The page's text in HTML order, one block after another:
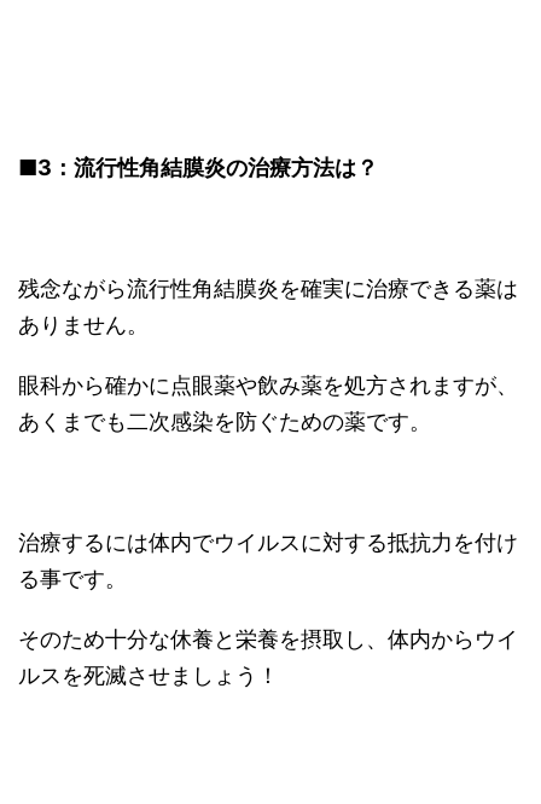
■3 ：流行性角結膜炎の治療方法は？
残念ながら流行性角結膜炎を確実に治療できる薬は
ありません。
眼科から確かに点眼薬や飲み薬を処方されますが、
あくまでも二次感染を防ぐための薬です。
治療するには体内でウイルスに対する抵抗力を付け
る事です。
そのため十分な休養と栄養を摂取し、体内からウイ
ルスを死滅させましょう！